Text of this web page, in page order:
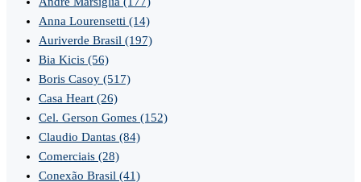
Anna Lourensetti (14)
Auriverde Brasil (197)
Bia Kicis (56)
Boris Casoy (517)
Casa Heart (26)
Cel. Gerson Gomes (152)
Claudio Dantas (84)
Comerciais (28)
Conexão Brasil (41)